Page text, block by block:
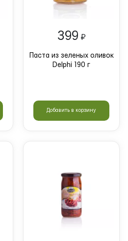
399 ₽
Паста из зеленых оливок
Delphi 190 г
Добавить в корзину